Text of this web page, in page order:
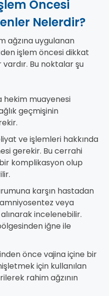
Öncesi
Nelerdir?
ağzına uygulanan
işlem öncesi dikkat
Bu noktalar şu
hekim muayenesi
geçmişinin
ve işlemleri hakkında
gerekir. Bu cerrahi
komplikasyon olup
karşın hastadan
veya
incelenebilir.
iğne ile
önce vajina içine bir
için kullanılan
rahim ağzının